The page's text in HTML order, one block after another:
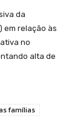
da
em relação às
no
alta de
famílias